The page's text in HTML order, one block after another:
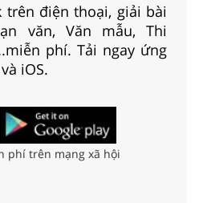
trên điện thoại, giải bài
văn, Văn mẫu, Thi
phí. Tải ngay ứng
iOS.
phí trên mạng xã hội